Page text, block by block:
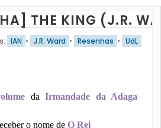
THE KING (J.R.
IAN • J.R. Ward • Resenhas • UdL
daIrmandade da Adaga
o nome de O Rei